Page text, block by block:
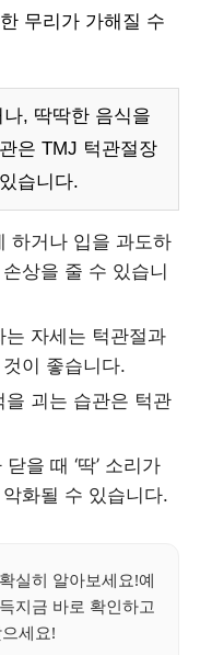
무리가 가해질 수
나, 딱딱한 음식을
은 TMJ 턱관절장
습니다.
하거나 입을 과도하
상을 줄 수 있습니
는 자세는 턱관절과
이 좋습니다.
을 괴는 습관은 턱관
을 때 ‘딱’ 소리가
화될 수 있습니다.
실히 알아보세요!예
지금 바로 확인하고
세요!